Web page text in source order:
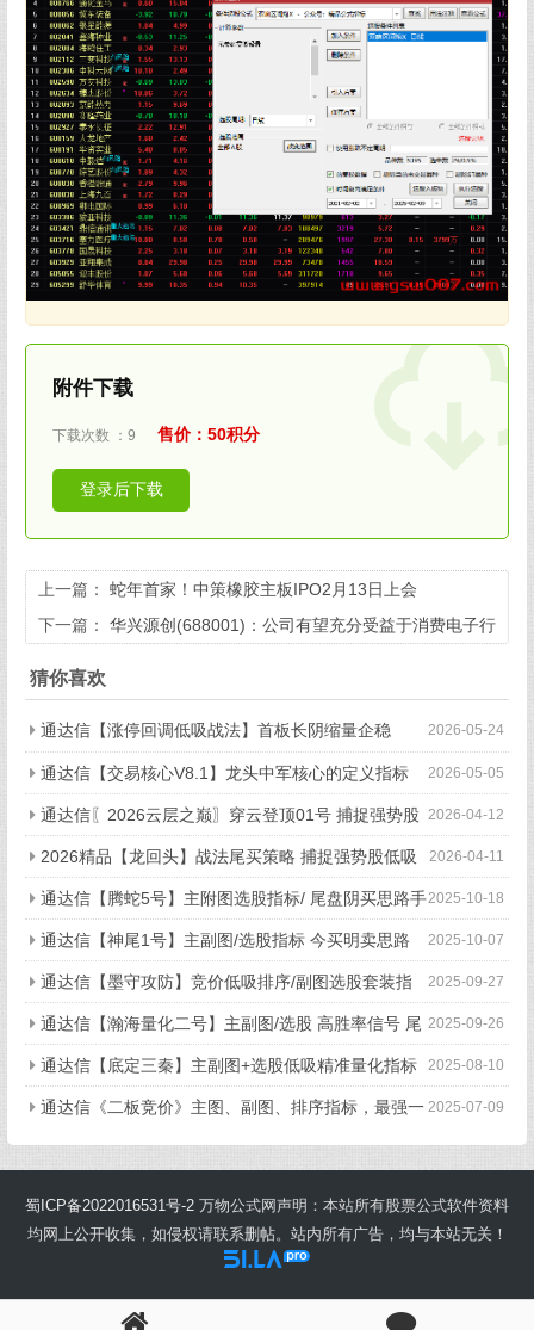
附件下载
下载次数 ：9 售价：50积分
登录后下载
上一篇： 蛇年首家！中策橡胶主板IPO2月13日上会
下一篇： 华兴源创(688001)：公司有望充分受益于消费电子行
猜你喜欢
2026-05-24
通达信【涨停回调低吸战法】首板长阴缩量企稳
2026-05-05
通达信【交易核心V8.1】龙头中军核心的定义指标
不停打磨且经实战 配备龙头抱团选股 2026-04-12
通达信〖2026云层之巅〗穿云登顶01号 捕捉强势股
的加速启动点 源码 2026-04-11
2026精品【龙回头】战法尾买策略 捕捉强势股低吸
买点 历史测评成功率88% 2025-10-18
通达信【腾蛇5号】主附图选股指标/ 尾盘阴买思路手
机电脑通用 2025-10-07
通达信【神尾1号】主副图/选股指标 今买明卖思路
超短线T+1稀缺信号 源码 2025-09-27
通达信【墨守攻防】竞价低吸排序/副图选股套装指
标 低吸策略信号固定 2025-09-26
通达信【瀚海量化二号】主副图/选股 高胜率信号 尾
买T1思路 指标源码 2025-08-10
通达信【底定三秦】主副图+选股低吸精准量化指标
出票少而精，五年平均胜率92%。 2025-07-09
通达信《二板竞价》主图、副图、排序指标，最强一
进二量化，信号固定，可回测 电脑版
蜀ICP备2022016531号-2 万物公式网声明：本站所有股票公式软件资料
均网上公开收集，如侵权请联系删帖。站内所有广告，均与本站无关！